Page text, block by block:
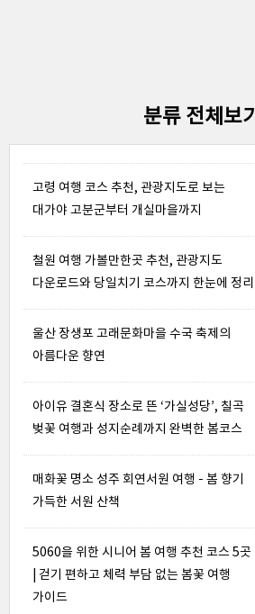
분류 전체보기
고령 여행 코스 추천, 관광지도로 보는
대가야 고분군부터 개실마을까지
철원 여행 가볼만한곳 추천, 관광지도
다운로드와 당일치기 코스까지 한눈에 정리
울산 장생포 고래문화마을 수국 축제의
아름다운 향연
아이유 결혼식 장소로 뜬 ‘가실성당’, 칠곡
벚꽃 여행과 성지순례까지 완벽한 봄코스
매화꽃 명소 성주 회연서원 여행 – 봄 향기
가득한 서원 산책
5060을 위한 시니어 봄 여행 추천 코스 5곳
| 걷기 편하고 체력 부담 없는 봄꽃 여행
가이드